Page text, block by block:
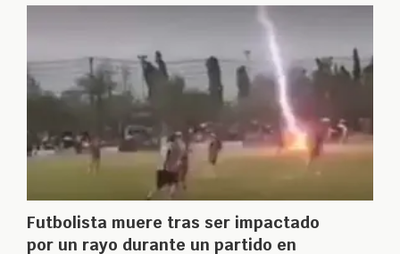
Futbolista muere tras ser impactado
por un rayo durante un partido en